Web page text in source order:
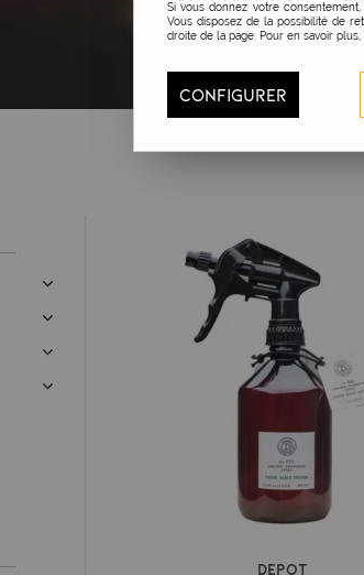
Depot
Si vous donnez votre
Vous disposez de la possibilité de
droite de la page. Pour en savoir
CONFIGURER